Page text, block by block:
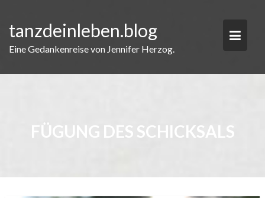
content
tanzdeinleben.blog
Eine Gedankenreise von Jennifer Herzog.
FÜGUNG DES SCHICKSALS